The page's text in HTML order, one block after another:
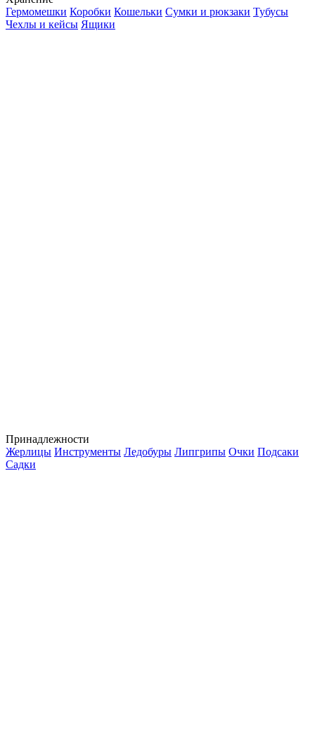
Гермомешки Коробки Кошельки Сумки и рюкзаки Тубусы
Чехлы и кейсы Ящики
Принадлежности
Жерлицы Инструменты Ледобуры Липгрипы Очки Подсаки
Садки